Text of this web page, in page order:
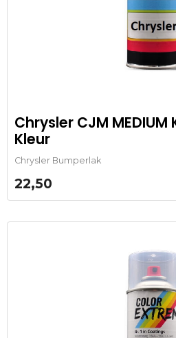
Chrysler CJM MEDIUM
Kleur
Chrysler Bumperlak
22,50